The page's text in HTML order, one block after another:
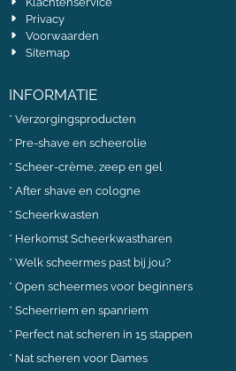
Privacy
Voorwaarden
Sitemap
INFORMATIE
* Verzorgingsproducten
* Pre-shave en scheerolie
* Scheer-crème, zeep en gel
* After shave en cologne
* Scheerkwasten
* Herkomst Scheerkwastharen
* Welk scheermes past bij jou?
* Open scheermes voor beginners
* Scheerriem en spanriem
* Perfect nat scheren in 15 stappen
* Nat scheren voor Dames